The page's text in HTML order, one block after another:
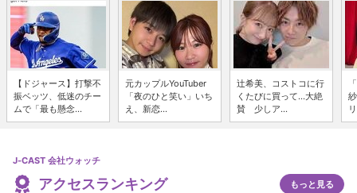
【ドジャース】打撃不
振ベッツ、低迷のチー
ムで「最も懸念...
元カップルYouTuber
「夜のひと笑い」いち
え、新恋...
辻希美、コストコに行
くたびに買って...大絶
賛 少しア...
J-CAST 会社ウォッチ
アクセスランキング もっと見る